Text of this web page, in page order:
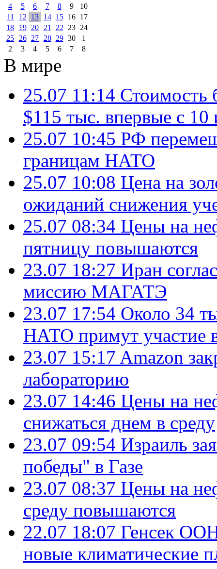
4
5 6 7 8 9
10
11
12 13 14 15 16
17
18
19 20 21 22 23
24
25
26 27 28 29 30
1
2
3 4 5 6 7 8
В мире
25.07 11:14 Стоимость
$115 тыс. впервые с 10
25.07 10:45 РФ
границам НАТО
25.07 10:08 Цена на
ожиданий снижения
25.07 08:34 Цены на
пятницу повышаются
23.07 18:27 Иран
миссию МАГАТЭ
23.07 17:54 Около 34
НАТО примут участие
23.07 15:17 Amazon
лабораторию
23.07 14:46 Цены на
снижаться днем в среду
23.07 09:54 Израиль
победы" в Газе
23.07 08:37 Цены на
среду повышаются
22.07 18:07 Генсек ООН
новые климатические